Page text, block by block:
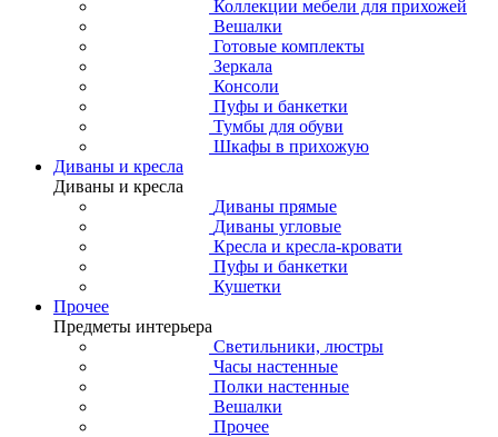
Коллекции мебели для прихожей
Вешалки
Готовые комплекты
Зеркала
Консоли
Пуфы и банкетки
Тумбы для обуви
Шкафы в прихожую
Диваны и кресла
Диваны и кресла
Диваны прямые
Диваны угловые
Кресла и кресла-кровати
Пуфы и банкетки
Кушетки
Прочее
Предметы интерьера
Светильники, люстры
Часы настенные
Полки настенные
Вешалки
Прочее